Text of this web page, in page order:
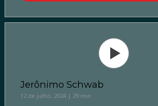
Jerônimo Schwab
12 de julho, 2024 | 29 min